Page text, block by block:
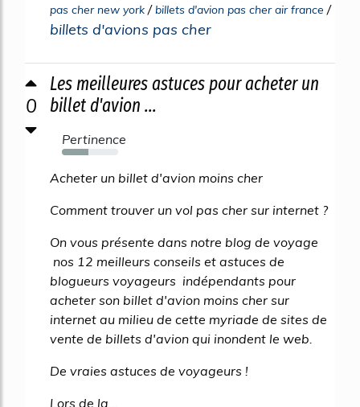
pas cher new york /billets d'avion pas cher air france /
billets d'avions pas cher
0
Les meilleures astuces pour acheter un
billet d'avion ...
Pertinence
47%
Acheter un billet d'avion moins cher
Comment trouver un vol pas cher sur internet ?
On vous présente dans notre blog de voyage
nos 12 meilleurs conseils et astuces de
blogueurs voyageurs indépendants pour
acheter son billet d'avion moins cher sur
internet au milieu de cette myriade de sites de
vente de billets d'avion qui inondent le web.
De vraies astuces de voyageurs !
Lors de la...